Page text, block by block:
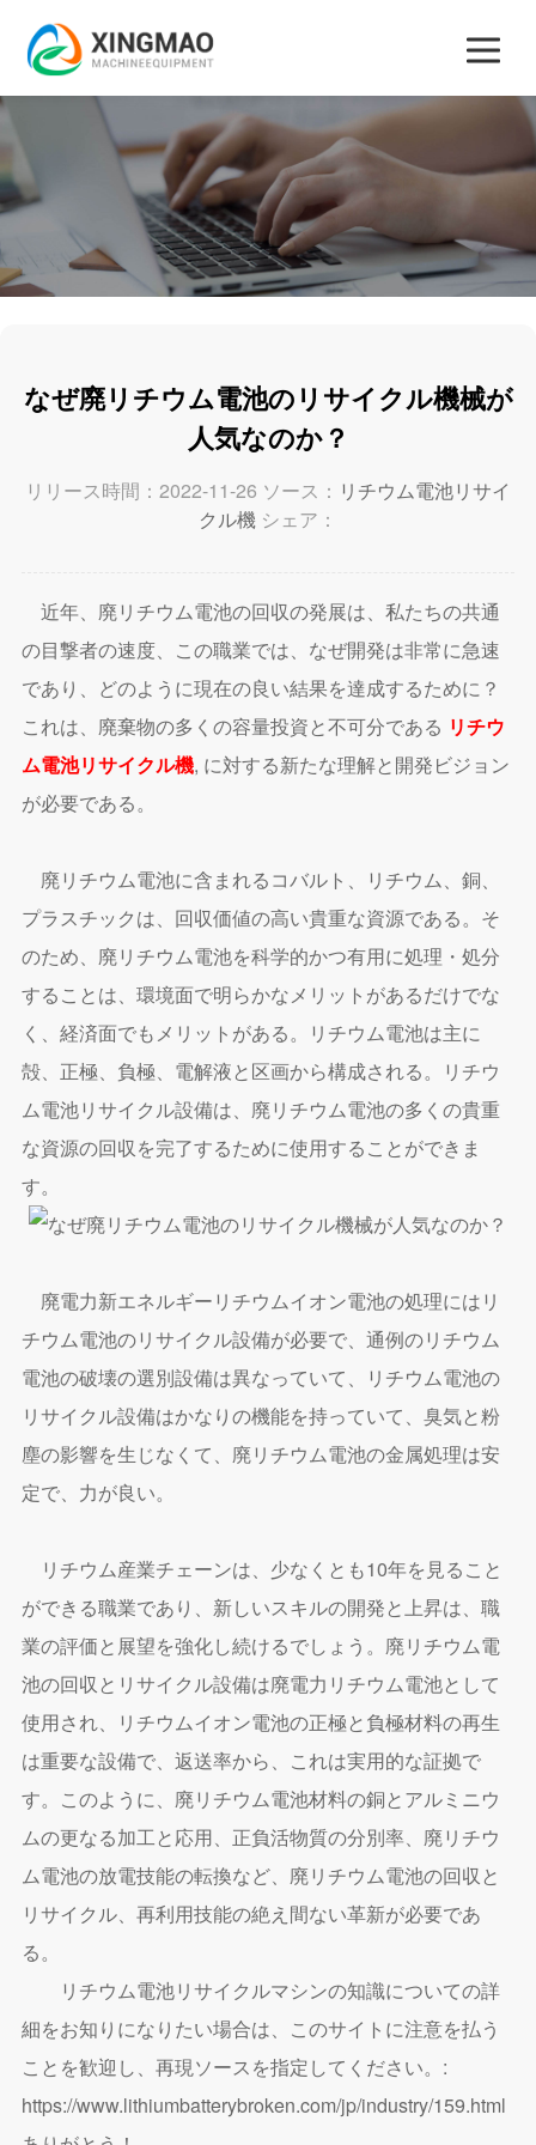
なぜ廃リチウム電池のリサイクル機械が
人気なのか？
リリース時間：2022-11-26 ソース： リチウム電池リサイ
クル機 シェア：
近年、廃リチウム電池の回収の発展は、私たちの共通
の目撃者の速度、この職業では、なぜ開発は非常に急速
であり、どのように現在の良い結果を達成するために？
これは、廃棄物の多くの容量投資と不可分である リチウ
ム電池リサイクル機, に対する新たな理解と開発ビジョン
が必要である。
廃リチウム電池に含まれるコバルト、リチウム、銅、
プラスチックは、回収価値の高い貴重な資源である。そ
のため、廃リチウム電池を科学的かつ有用に処理・処分
することは、環境面で明らかなメリットがあるだけでな
く、経済面でもメリットがある。リチウム電池は主に
殻、正極、負極、電解液と区画から構成される。リチウ
ム電池リサイクル設備は、廃リチウム電池の多くの貴重
な資源の回収を完了するために使用することができま
す。
廃電力新エネルギーリチウムイオン電池の処理にはリ
チウム電池のリサイクル設備が必要で、通例のリチウム
電池の破壊の選別設備は異なっていて、リチウム電池の
リサイクル設備はかなりの機能を持っていて、臭気と粉
塵の影響を生じなくて、廃リチウム電池の金属処理は安
定で、力が良い。
リチウム産業チェーンは、少なくとも10年を見ること
ができる職業であり、新しいスキルの開発と上昇は、職
業の評価と展望を強化し続けるでしょう。廃リチウム電
池の回収とリサイクル設備は廃電力リチウム電池として
使用され、リチウムイオン電池の正極と負極材料の再生
は重要な設備で、返送率から、これは実用的な証拠で
す。このように、廃リチウム電池材料の銅とアルミニウ
ムの更なる加工と応用、正負活物質の分別率、廃リチウ
ム電池の放電技能の転換など、廃リチウム電池の回収と
リサイクル、再利用技能の絶え間ない革新が必要であ
る。
リチウム電池リサイクルマシンの知識についての詳
細をお知りになりたい場合は、このサイトに注意を払う
ことを歓迎し、再現ソースを指定してください。:
https://www.lithiumbatterybroken.com/jp/industry/159.html